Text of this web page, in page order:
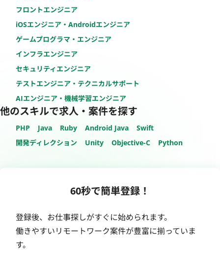
フロントエンジニア
iOSエンジニア・Androidエンジニア
ゲームプログラマ・エンジニア
インフラエンジニア
セキュリティエンジニア
テストエンジニア・テクニカルサポート
AIエンジニア・機械学習エンジニア
他のスキルで求人・案件を探す
PHP Java Ruby Android Java
Swift
開発ディレクション
Unity Objective-C Python
60秒で簡単登録！
登録後、お仕事探しがすぐに始められます。
働きやすいリモートワーク案件が豊富に揃っていま
す。